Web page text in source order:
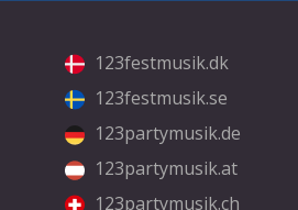
123festmusik.dk
123festmusik.se
123partymusik.de
123partymusik.at
123partymusik.ch